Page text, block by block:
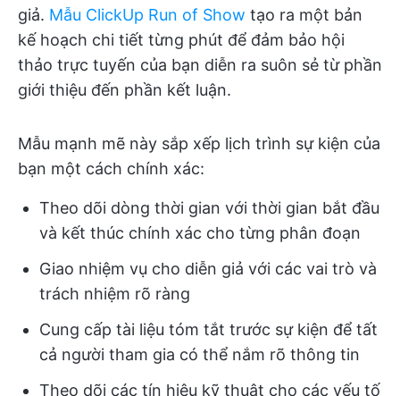
giả. Mẫu ClickUp Run of Show tạo ra một bản
kế hoạch chi tiết từng phút để đảm bảo hội
thảo trực tuyến của bạn diễn ra suôn sẻ từ phần
giới thiệu đến phần kết luận.
Mẫu mạnh mẽ này sắp xếp lịch trình sự kiện của
bạn một cách chính xác:
Theo dõi dòng thời gian với thời gian bắt đầu
và kết thúc chính xác cho từng phân đoạn
Giao nhiệm vụ cho diễn giả với các vai trò và
trách nhiệm rõ ràng
Cung cấp tài liệu tóm tắt trước sự kiện để tất
cả người tham gia có thể nắm rõ thông tin
Theo dõi các tín hiệu kỹ thuật cho các yếu tố